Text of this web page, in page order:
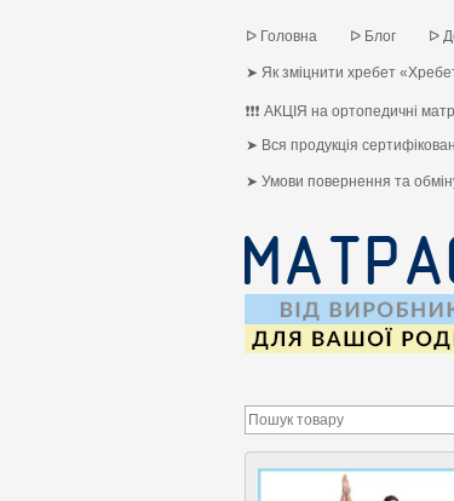
ᐅ Головна ᐅ Блог ᐅ
➤ Як зміцнити хребет
❗❗❗ АКЦІЯ на ортопедичні
➤ Вся продукція
➤ Умови повернення та